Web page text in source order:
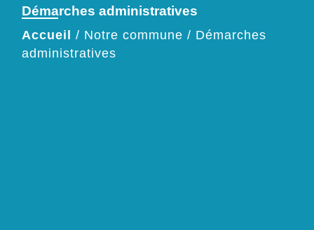
Démarches administratives
Accueil / Notre commune / Démarches
administratives